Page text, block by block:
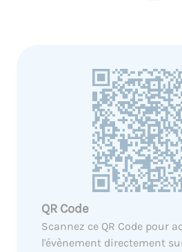
QR Code
Scannez ce QR Code pour
l'évènement directement